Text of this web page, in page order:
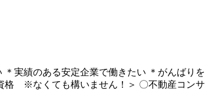
実績のある安定企業で働きたい ＊がんばりを
格 ※なくても構いません！＞ 〇不動産コンサ